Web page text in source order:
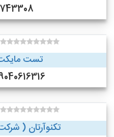
()
تست مایکت
09040616316 (شاهرود )
تکنوآرتان (